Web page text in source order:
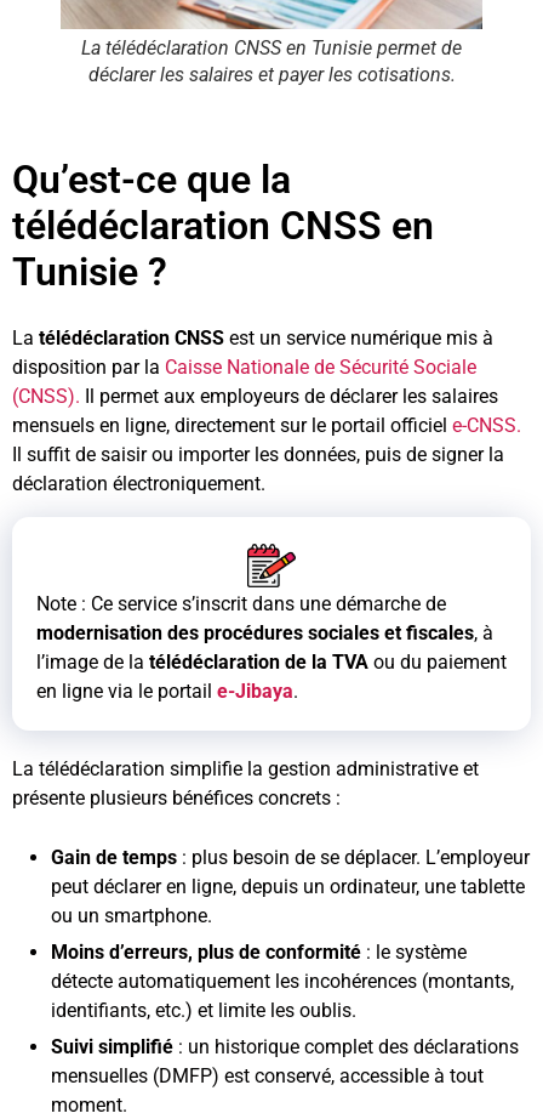
La télédéclaration CNSS en Tunisie permet de
déclarer les salaires et payer les cotisations.
Qu’est-ce que la
télédéclaration CNSS en
Tunisie ?
La télédéclaration CNSS est un service numérique mis à
disposition par la Caisse Nationale de Sécurité Sociale
(CNSS). Il permet aux employeurs de déclarer les salaires
mensuels en ligne, directement sur le portail officiel e-CNSS.
Il suffit de saisir ou importer les données, puis de signer la
déclaration électroniquement.
Note : Ce service s’inscrit dans une démarche de
modernisation des procédures sociales et fiscales, à
l’image de la télédéclaration de la TVA ou du paiement
en ligne via le portail e-Jibaya.
La télédéclaration simplifie la gestion administrative et
présente plusieurs bénéfices concrets :
Gain de temps : plus besoin de se déplacer. L’employeur
peut déclarer en ligne, depuis un ordinateur, une tablette
ou un smartphone.
Moins d’erreurs, plus de conformité : le système
détecte automatiquement les incohérences (montants,
identifiants, etc.) et limite les oublis.
Suivi simplifié : un historique complet des déclarations
mensuelles (DMFP) est conservé, accessible à tout
moment.